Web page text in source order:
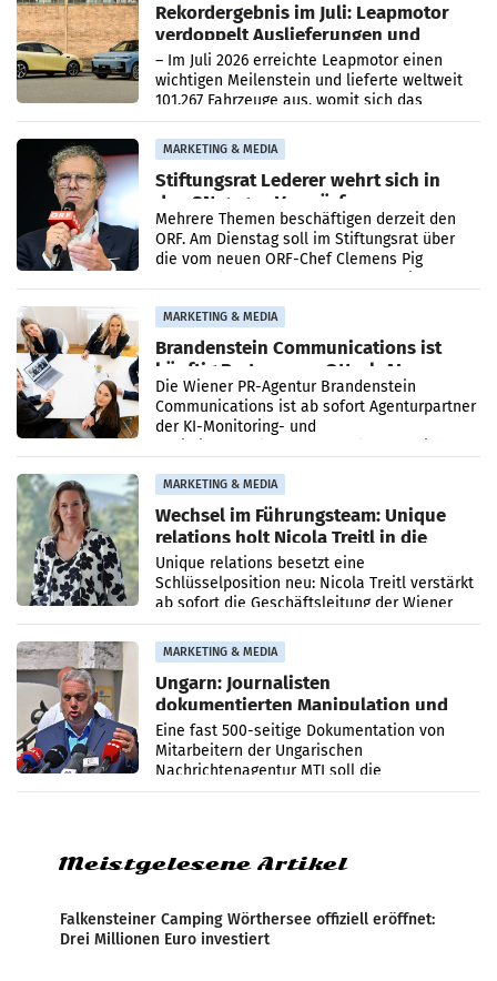
Rekordergebnis im Juli: Leapmotor
verdoppelt Auslieferungen und
überschreitet die 100.000er-Marke
– Im Juli 2026 erreichte Leapmotor einen
wichtigen Meilenstein und lieferte weltweit
101.267 Fahrzeuge aus, womit sich das
Ergebnis gegenüber Juli 2025 mehr als
verdoppelte (+102
MARKETING & MEDIA
Stiftungsrat Lederer wehrt sich in
den SN gegen Vorwürfe
Mehrere Themen beschäftigen derzeit den
ORF. Am Dienstag soll im Stiftungsrat über
die vom neuen ORF-Chef Clemens Pig
MARKETING & MEDIA
Brandenstein Communications ist
künftig Partner von OtterlyAI
Die Wiener PR-Agentur Brandenstein
Communications ist ab sofort Agenturpartner
der KI-Monitoring- und
MARKETING & MEDIA
Wechsel im Führungsteam: Unique
relations holt Nicola Treitl in die
Geschäftsleitung
Unique relations besetzt eine
Schlüsselposition neu: Nicola Treitl verstärkt
ab sofort die Geschäftsleitung der Wiener
PR-Agentur an der Seite von Josef Kalina und
Anna Kalina-Mahr.
MARKETING & MEDIA
Ungarn: Journalisten
dokumentierten Manipulation und
Zensur
Eine fast 500-seitige Dokumentation von
Mitarbeitern der Ungarischen
Nachrichtenagentur MTI soll die
systematische Nachrichten-Manipulation und
Meistgelesene Artikel
Falkensteiner Camping Wörthersee offiziell eröffnet:
Drei Millionen Euro investiert